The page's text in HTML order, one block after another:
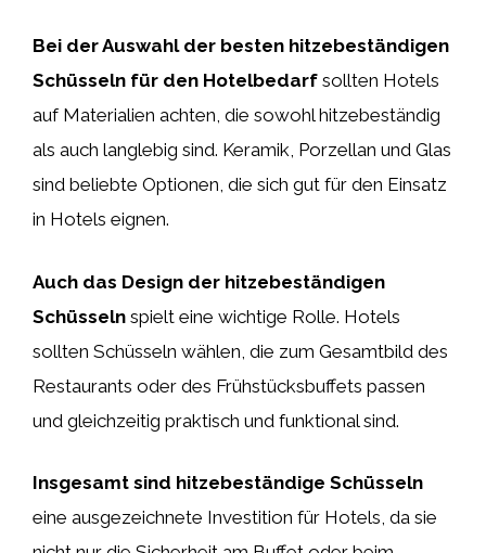
Bei der Auswahl der besten hitzebeständigen
Schüsseln für den Hotelbedarf sollten Hotels
auf Materialien achten, die sowohl hitzebeständig
als auch langlebig sind. Keramik, Porzellan und Glas
sind beliebte Optionen, die sich gut für den Einsatz
in Hotels eignen.
Auch das Design der hitzebeständigen
Schüsseln spielt eine wichtige Rolle. Hotels
sollten Schüsseln wählen, die zum Gesamtbild des
Restaurants oder des Frühstücksbuffets passen
und gleichzeitig praktisch und funktional sind.
Insgesamt sind hitzebeständige Schüsseln
eine ausgezeichnete Investition für Hotels, da sie